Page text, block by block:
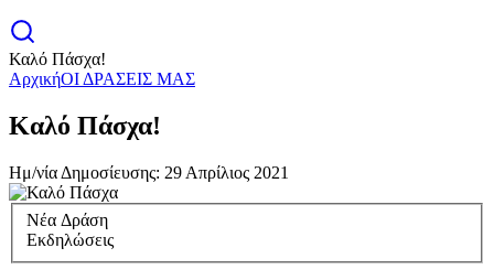
Καλό Πάσχα!
ΑρχικήΟΙ ΔΡΑΣΕΙΣ ΜΑΣ
Καλό Πάσχα!
Ημ/νία Δημοσίευσης: 29 Απρίλιος 2021
Νέα Δράση
Εκδηλώσεις